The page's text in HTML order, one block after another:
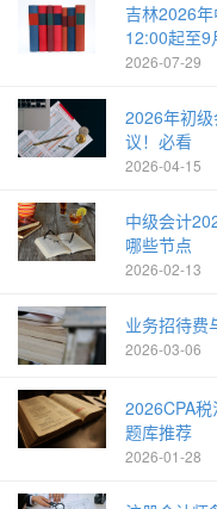
吉林2026
12:00起至9
2026-07-29
2026年初
议！必看
2026-04-15
中级会计
哪些节点
2026-02-13
业务招待费
2026-03-06
2026CPA
题库推荐
2026-01-28